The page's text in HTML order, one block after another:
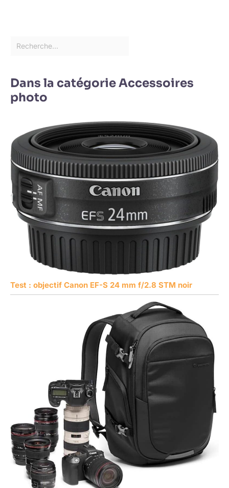
Dans la catégorie Accessoires
photo
Test : objectif Canon EF-S 24 mm f/2.8 STM noir